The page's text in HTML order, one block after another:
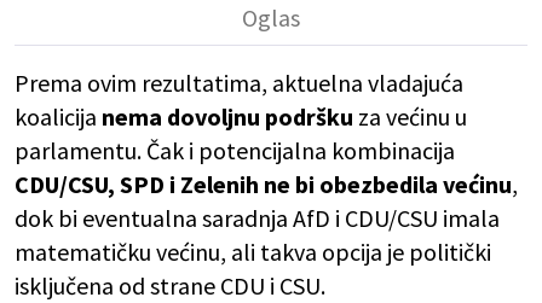
Prema ovim rezultatima, aktuelna vladajuća
koalicija nema dovoljnu podršku za većinu u
parlamentu. Čak i potencijalna kombinacija
CDU/CSU, SPD i Zelenih ne bi obezbedila većinu,
dok bi eventualna saradnja AfD i CDU/CSU imala
matematičku većinu, ali takva opcija je politički
isključena od strane CDU i CSU.